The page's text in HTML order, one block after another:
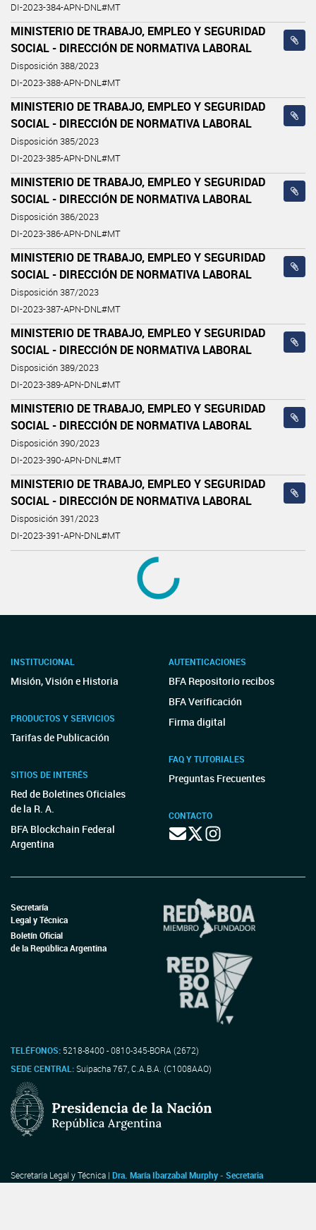
DI-2023-384-APN-DNL#MT
MINISTERIO DE TRABAJO, EMPLEO Y SEGURIDAD
SOCIAL - DIRECCIÓN DE NORMATIVA LABORAL
Disposición 388/2023
DI-2023-388-APN-DNL#MT
MINISTERIO DE TRABAJO, EMPLEO Y SEGURIDAD
SOCIAL - DIRECCIÓN DE NORMATIVA LABORAL
Disposición 385/2023
DI-2023-385-APN-DNL#MT
MINISTERIO DE TRABAJO, EMPLEO Y SEGURIDAD
SOCIAL - DIRECCIÓN DE NORMATIVA LABORAL
Disposición 386/2023
DI-2023-386-APN-DNL#MT
MINISTERIO DE TRABAJO, EMPLEO Y SEGURIDAD
SOCIAL - DIRECCIÓN DE NORMATIVA LABORAL
Disposición 387/2023
DI-2023-387-APN-DNL#MT
MINISTERIO DE TRABAJO, EMPLEO Y SEGURIDAD
SOCIAL - DIRECCIÓN DE NORMATIVA LABORAL
Disposición 389/2023
DI-2023-389-APN-DNL#MT
MINISTERIO DE TRABAJO, EMPLEO Y SEGURIDAD
SOCIAL - DIRECCIÓN DE NORMATIVA LABORAL
Disposición 390/2023
DI-2023-390-APN-DNL#MT
MINISTERIO DE TRABAJO, EMPLEO Y SEGURIDAD
SOCIAL - DIRECCIÓN DE NORMATIVA LABORAL
Disposición 391/2023
DI-2023-391-APN-DNL#MT
MINISTERIO DE TRABAJO, EMPLEO Y SEGURIDAD
SOCIAL - DIRECCIÓN DE NORMATIVA LABORAL
DI-2023-396-APN-DNL#MT
MINISTERIO DE TRABAJO, EMPLEO Y SEGURIDAD
SOCIAL - DIRECCIÓN DE NORMATIVA LABORAL
Disposición 393/2023
MINISTERIO DE TRABAJO, EMPLEO Y SEGURIDAD
SOCIAL - DIRECCIÓN DE NORMATIVA LABORAL
AVISOS OFICIALES - ANTERIOR
BANCO CENTRAL DE LA REPÚBLICA ARGENTINA
Aviso Oficial
BANCO CENTRAL DE LA REPÚBLICA ARGENTINA
BANCO CENTRAL DE LA REPÚBLICA ARGENTINA
BANCO CENTRAL DE LA REPÚBLICA ARGENTINA
Aviso Oficial
BANCO CENTRAL DE LA REPÚBLICA ARGENTINA
Aviso Oficial
BANCO CENTRAL DE LA REPÚBLICA ARGENTINA
Aviso Oficial
Aviso Oficial